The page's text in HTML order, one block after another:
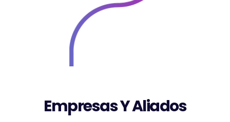
Empresas Y Aliados